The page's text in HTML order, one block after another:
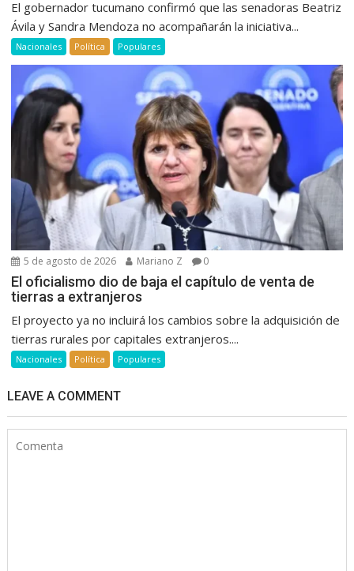
El gobernador tucumano confirmó que las senadoras Beatriz
Ávila y Sandra Mendoza no acompañarán la iniciativa...
Nacionales Política Populares
5 de agosto de 2026 Mariano Z 0
El oficialismo dio de baja el capítulo de venta de
tierras a extranjeros
El proyecto ya no incluirá los cambios sobre la adquisición de
tierras rurales por capitales extranjeros....
Nacionales Política Populares
LEAVE A COMMENT